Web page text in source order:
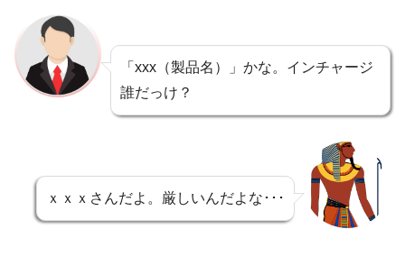
「xxx（製品名）」かな。インチャージ
誰だっけ？
ｘｘｘさんだよ。厳しいんだよな･･･